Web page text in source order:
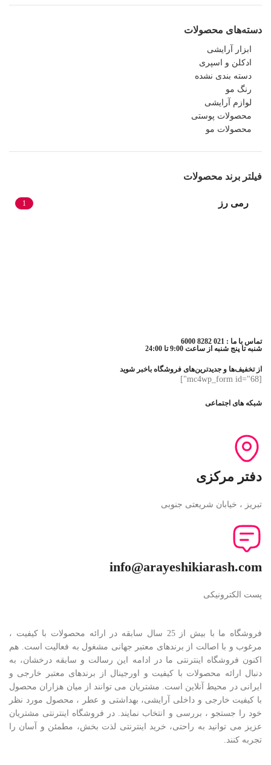
دسته‌های محصولات
ابزار آرایشی
ادکلن و اسپری
دسته بندی نشده
رنگ مو
لوازم آرایشی
محصولات پوستی
محصولات مو
فیلتر برند محصولات
رمی رز 1
تماس با ما : 021 8282 6000
شنبه تا پنج شنبه از ساعت 9:00 تا 24:00
از تخفیف‌ها و جدیدترین‌های فروشگاه باخبر شوید
[mc4wp_form id="68"]
شبکه های اجتماعی
دفتر مرکزی
تبریز ، خیابان شریعتی جنوبی
info@arayeshikiarash.com
پست الکترونیکی
فروشگاه ما با بیش از 25 سال سابقه در ارائه محصولات با کيفيت ،
مرغوب و با اصالت از برندهای معتبر جهانی مشغول به فعاليت است. هم
اکنون فروشگاه اینترنتی ما در ادامه اين رسالت و سابقه درخشان، به
دنبال ارائه محصولات با کيفيت و اورجينال از برندهای معتبر خارجی و
ايرانی در محيط آنلاين است. مشتريان می توانند از ميان هزاران محصول
با کيفيت خارجی و داخلی آرایشی، بهداشتی و عطر ، محصول مورد نظر
خود را جستجو ، بررسی و انتخاب نمايند. در فروشگاه اینترنتی مشتريان
عزیز می توانيد به راحتی، خرید اینترنتی لذت بخش، مطمئن و آسان را
تجربه کنند.